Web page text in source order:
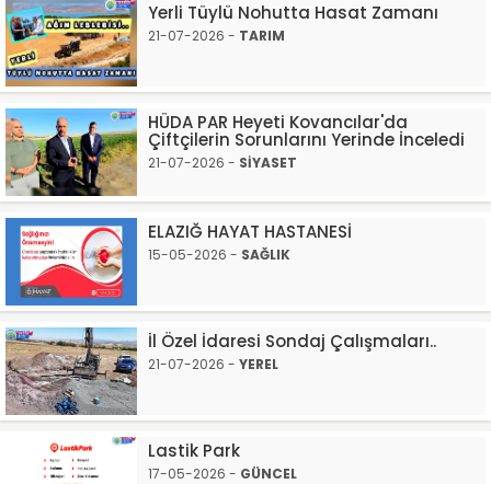
Yerli Tüylü Nohutta Hasat Zamanı
21-07-2026 - TARIM
HÜDA PAR Heyeti Kovancılar'da
Çiftçilerin Sorunlarını Yerinde İnceledi
21-07-2026 - SİYASET
ELAZIĞ HAYAT HASTANESİ
15-05-2026 - SAĞLIK
İl Özel İdaresi Sondaj Çalışmaları..
21-07-2026 - YEREL
Lastik Park
17-05-2026 - GÜNCEL